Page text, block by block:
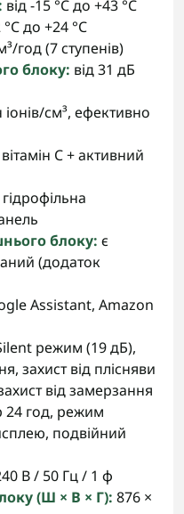
від -15 °C до +43 °C
°C до +24 °C
год (7 ступенів)
блоку: від 31 дБ
см³, ефективно
C + активний
гідрофільна
блоку: є
(додаток
Assistant, Amazon
режим (19 дБ),
захист від плісняви
від замерзання
24 год, режим
подвійний
В / 50 Гц / 1 ф
(Ш × В × Г): 876 ×